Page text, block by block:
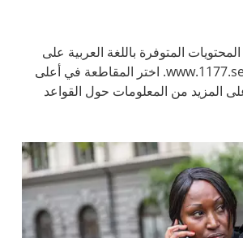
المتوفرة باللغة العربية على
الموقع الإلكتروني www.1177.se. اختر المقاطعة في أعلى
المزيد من المعلومات حول القواعد